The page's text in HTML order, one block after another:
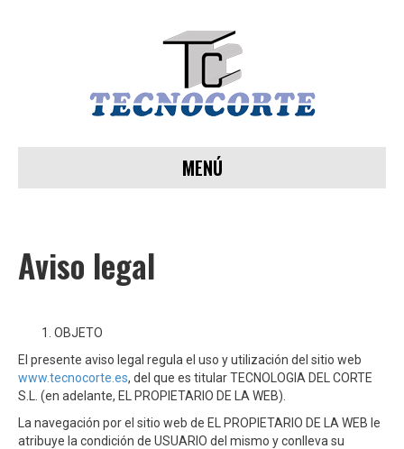
MENÚ
Aviso legal
OBJETO
El presente aviso legal regula el uso y utilización del sitio web
www.tecnocorte.es, del que es titular TECNOLOGIA DEL CORTE
S.L. (en adelante, EL PROPIETARIO DE LA WEB).
La navegación por el sitio web de EL PROPIETARIO DE LA WEB le
atribuye la condición de USUARIO del mismo y conlleva su